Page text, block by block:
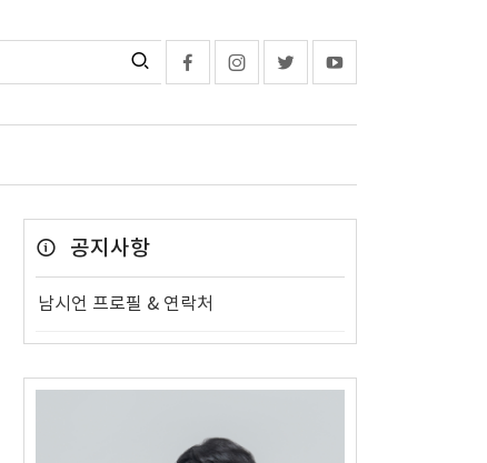
공지사항
남시언 프로필 & 연락처